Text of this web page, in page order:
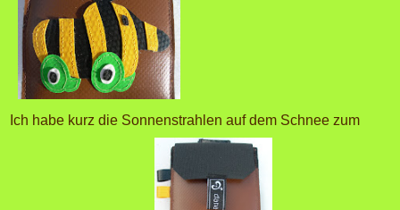
Ich habe kurz die Sonnenstrahlen auf dem Schnee zum